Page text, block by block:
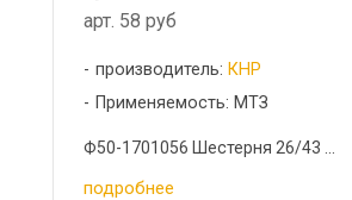
арт. 58 руб
производитель: КНР
Применяемость: МТЗ
Ф50-1701056 Шестерня 26/43 ...
подробнее